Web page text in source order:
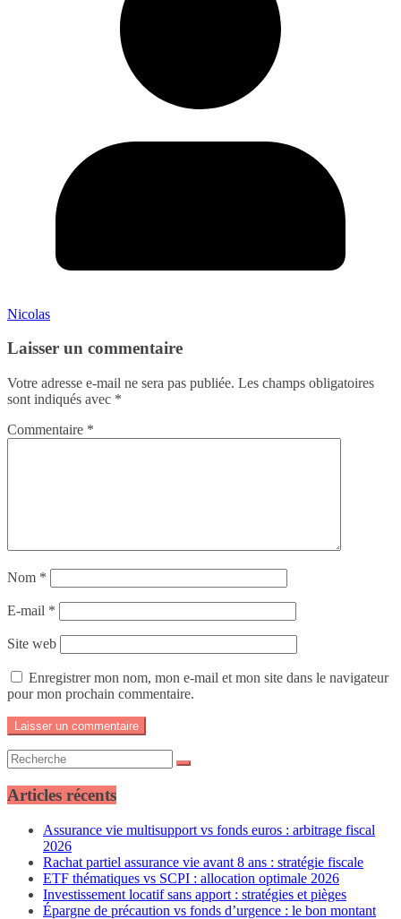
Nicolas
Laisser un commentaire
Votre adresse e-mail ne sera pas publiée. Les champs obligatoires
sont indiqués avec *
Commentaire *
Nom *
E-mail *
Site web
Enregistrer mon nom, mon e-mail et mon site dans le navigateur
pour mon prochain commentaire.
Articles récents
Assurance vie multisupport vs fonds euros : arbitrage fiscal
2026
Rachat partiel assurance vie avant 8 ans : stratégie fiscale
ETF thématiques vs SCPI : allocation optimale 2026
Investissement locatif sans apport : stratégies et pièges
Épargne de précaution vs fonds d’urgence : le bon montant